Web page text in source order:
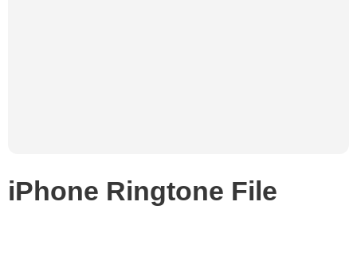
iPhone Ringtone File